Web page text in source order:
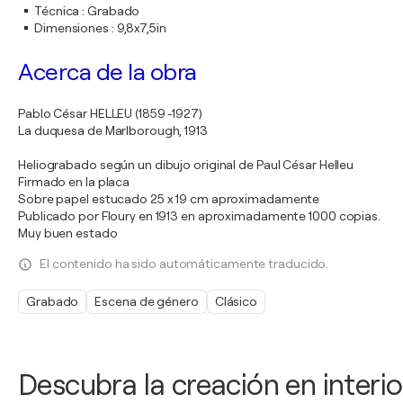
Descubra la creación en
Técnica :Grabado
Dimensiones : 9,8x7,5in
Acerca de la obra
Pablo César HELLEU (1859 -1927)
La duquesa de Marlborough, 1913
Heliograbado según un dibujo original de Paul César Helleu
Firmado en la placa
Sobre papel estucado 25 x 19 cm aproximadamente
Publicado por Floury en 1913 en aproximadamente 1000 copias.
Muy buen estado
El contenido ha sido automáticamente traducido.
Grabado Escena de género Clásico